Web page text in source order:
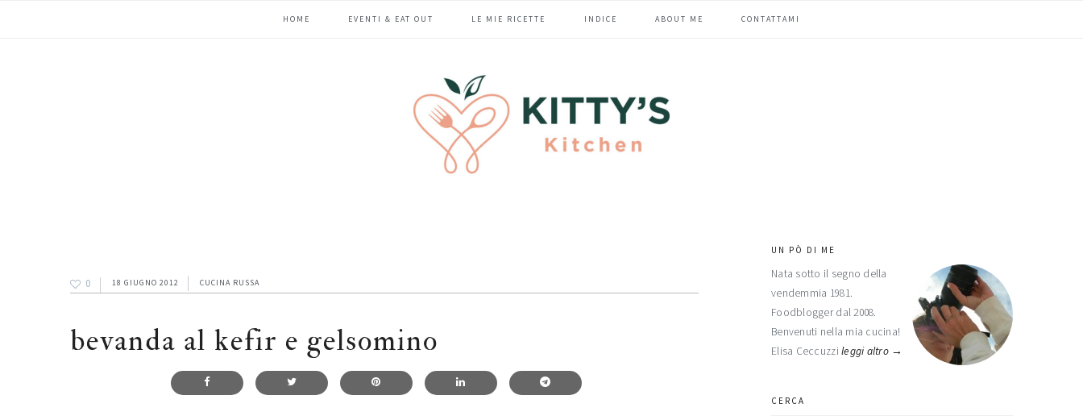
HOME EVENTI & EAT OUT LE MIE RICETTE INDICE ABOUT ME CONTATTAMI
0 18 GIUGNO 2012 CUCINA RUSSA
bevanda al kefir e gelsomino
barra
laterale
primaria
UN PÒ DI ME
Nata sotto il segno della
vendemmia 1981.
Foodblogger dal 2008.
Benvenuti nella mia cucina!
Elisa Ceccuzzileggi altro →
CERCA